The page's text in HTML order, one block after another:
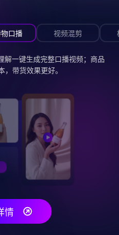
口播 视频混剪
解一键生成完整口播视频；商品
带货效果更好。
情